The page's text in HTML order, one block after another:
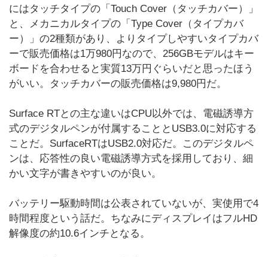
にはタッチタイプの「Touch Cover（タッチカバー）」
と、メカニカルタイプの「Type Cover（タイプカバ
ー）」の2種類があり、よりタイプしやすいタイプカバ
ーで販売価格は1万980円なので、256GBモデルはキー
ボードを合わせると実質13万円ぐらいだと思ったほう
がいい。タッチカバーの販売価格は9,980円だ。
Surface RTとの主な違いはCPU以外では、電磁誘導方
式のデジタルペンが付属することとUSB3.0に対応する
ことだ。SurfaceRTはUSB2.0対応だ。このデジタルペ
ンは、応答性の良い電磁誘導方式を採用しており、細
かい文字が書きやすいのが良い。
バッテリー駆動時間は公表されていないが、実使用で4
時間程度という話だ。ちなみにディスプレイはフルHD
解像度の約10.6インチとなる。